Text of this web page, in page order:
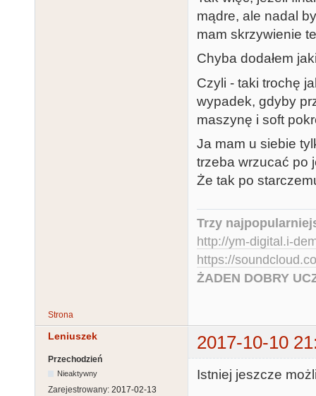
mądre, ale nadal
mam skrzywienie
Chyba dodałem
Czyli - taki trochę
wypadek, gdyby
maszynę i soft
Ja mam u siebie
trzeba wrzucać po
Że tak po
Trzy
http://ym-digital.i-
https://
ŻADEN DOBRY
Strona
Leniuszek 2017-10-10
Przechodzień
Nieaktywny
Zarejestrowany: 2017-02-13
Istniej jeszcze